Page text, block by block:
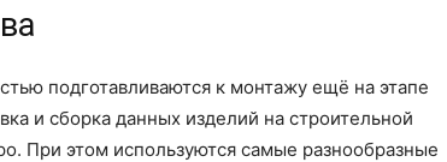
подготавливаются к монтажу ещё на этапе
и сборка данных изделий на строительной
При этом используются самые разнообразные